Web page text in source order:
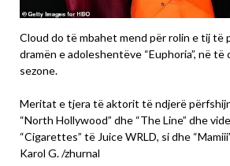
Cloud do të mbahet mend për rolin e tij të
dramën e adoleshentëve “Euphoria”, në të
sezone.
Meritat e tjera të aktorit të ndjerë
“North Hollywood” dhe “The Line” dhe
“Cigarettes” të Juice WRLD, si dhe
Karol G. /zhurnal